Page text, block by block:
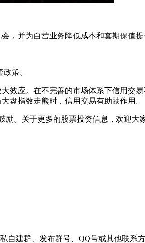
并为自营业务降低成本和套期保值提
策。
应。在不完善的市场体系下信用交
盘指数走熊时，信用交易有助跌作用。
。关于更多的股票投资信息，欢迎大
自建群、发布群号、QQ号或其他联系方